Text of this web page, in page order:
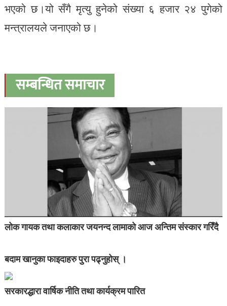
भएको छ।यो सँगै मृत्यु हुनेको संख्या ६ हजार २४ पुगेको
मन्त्रालयले जनाएको छ।
सम्बन्धित समाचार
लोक गायक तथा कलाकार जयनन्द लामाको आज अन्तिम संस्कार गरिँदै
बदाम खानुका फाइदाहरु पुरा पढ्नुहोस् ।
सरकारद्धारा वार्षिक नीति तथा कार्यक्रम पारित